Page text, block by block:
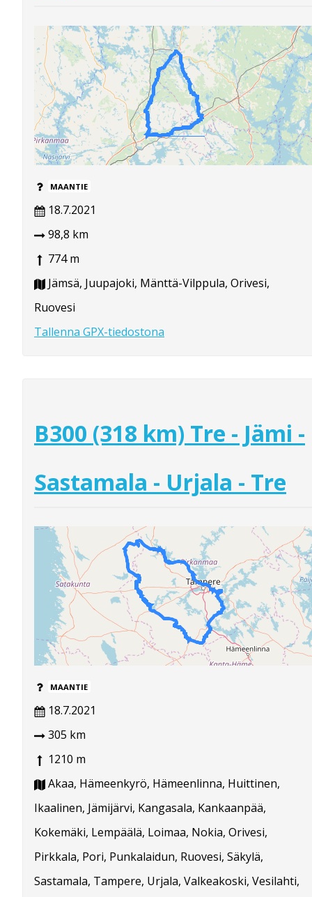
MAANTIE
18.7.2021
98,8 km
774 m
Jämsä, Juupajoki, Mänttä-Vilppula, Orivesi,
Ruovesi
Tallenna GPX-tiedostona
B300 (318 km) Tre - Jämi -
Sastamala - Urjala - Tre
MAANTIE
18.7.2021
305 km
1210 m
Akaa, Hämeenkyrö, Hämeenlinna, Huittinen,
Ikaalinen, Jämijärvi, Kangasala, Kankaanpää,
Kokemäki, Lempäälä, Loimaa, Nokia, Orivesi,
Pirkkala, Pori, Punkalaidun, Ruovesi, Säkylä,
Sastamala, Tampere, Urjala, Valkeakoski, Vesilahti,